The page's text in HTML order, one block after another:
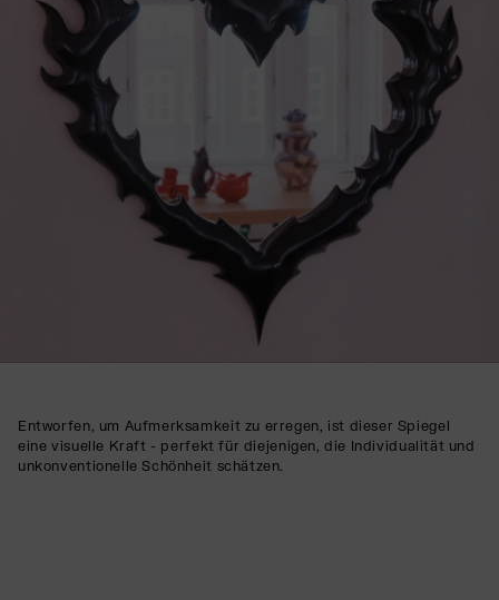
Entworfen, um Aufmerksamkeit zu erregen, ist dieser Spiegel
eine visuelle Kraft - perfekt für diejenigen, die Individualität und
unkonventionelle Schönheit schätzen.